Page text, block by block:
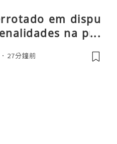
em dispu
na pré
27分鐘前